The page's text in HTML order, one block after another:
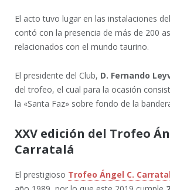
El acto tuvo lugar en las instalaciones del
contó con la presencia de más de 200
relacionados con el mundo taurino.
El presidente del Club, D. Fernando
del trofeo, el cual para la ocasión
la «Santa Faz» sobre fondo de la
XXV edición del Trofeo
Carratalá
El prestigioso Trofeo Ángel C.